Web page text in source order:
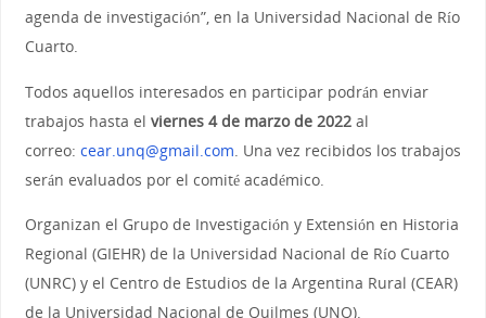
agenda de investigación”, en la Universidad Nacional de Río
Cuarto.
Todos aquellos interesados en participar podrán enviar
trabajos hasta el viernes 4 de marzo de 2022al
correo: cear.unq@gmail.com . Una vez recibidos los trabajos
serán evaluados por el comité académico.
Organizan el Grupo de Investigación y Extensión en Historia
Regional (GIEHR) de la Universidad Nacional de Río Cuarto
(UNRC) y el Centro de Estudios de la Argentina Rural (CEAR)
de la Universidad Nacional de Quilmes (UNQ).